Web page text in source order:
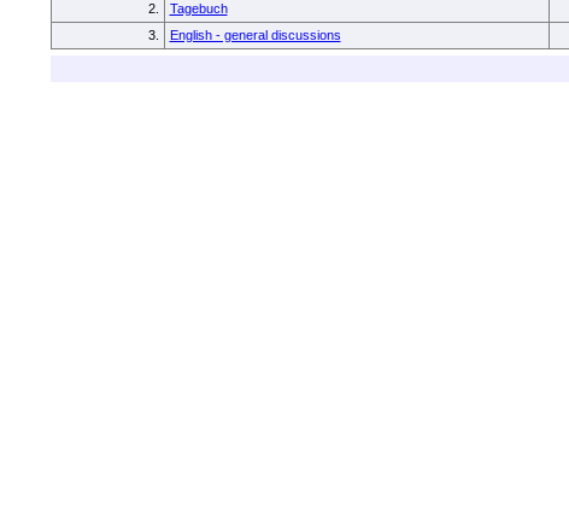
2.
Tagebuch
3.
English - general discussions